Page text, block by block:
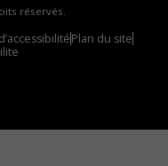
réservés.
Plan du site